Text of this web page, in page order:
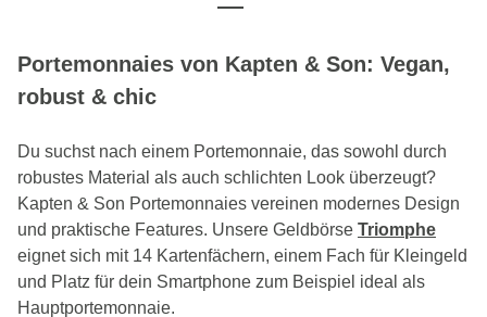
Portemonnaies von Kapten & Son: Vegan,
robust & chic
Du suchst nach einem Portemonnaie, das sowohl durch
robustes Material als auch schlichten Look überzeugt?
Kapten & Son Portemonnaies vereinen modernes Design
und praktische Features. Unsere Geldbörse Triomphe
eignet sich mit 14 Kartenfächern, einem Fach für Kleingeld
und Platz für dein Smartphone zum Beispiel ideal als
Hauptportemonnaie.